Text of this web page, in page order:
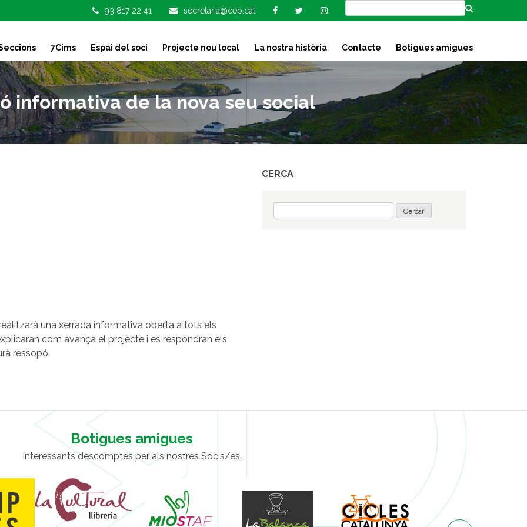
93 817 22 41 secretaria@cep.cat
7Cims Espai del soci Projecte nou local La nostra història Contacte Botigues amigues
informativa de la nova seu social
una xerrada informativa oberta a tots els
com avança el projecte i es respondran els
ressopó.
CERCA
Botigues amigues
Interessants descomptes per als nostres Socis/es.